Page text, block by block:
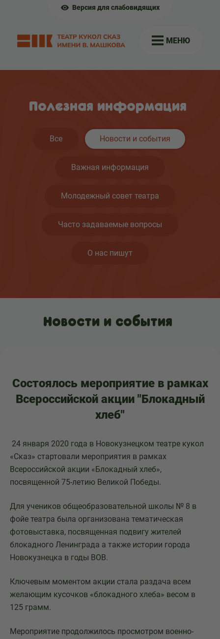
Версия для слабовидящих
МЕНЮ
Полезная информация
Все Новости и события
Важная информация
Молодежный совет театра
Часто задаваемые вопросы
О нас пишут
Новости и события
Состоялось мероприятие в рамках
Всероссийской акции "Блокадный
хлеб"
24 января 2020 года в Новокузнецком театре кукол
«Сказ» стартовали мероприятия в рамках
Всероссийской акции «Блокадный хлеб»,
посвященной 75-летию Великой Победы.
Для учеников общеобразовательной школы № 8 в
фойе театра была организована тематическая
фотовыставка, посвященная подвигу жителей
блокадного Ленинграда а также истории города
Новокузнецка в годы ВОВ.
Ключевым моментом акции стала раздача всем
желающим кусочков «блокадного хлеба» весом в
125 грамм.
Мероприятие продолжилось просмотром военно-